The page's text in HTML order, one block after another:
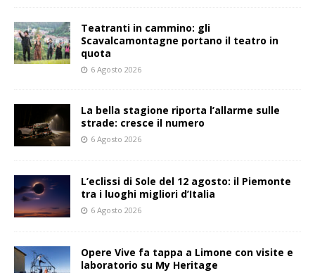
Teatranti in cammino: gli
Scavalcamontagne portano il teatro in
quota
6 Agosto 2026
La bella stagione riporta l’allarme sulle
strade: cresce il numero
6 Agosto 2026
L’eclissi di Sole del 12 agosto: il Piemonte
tra i luoghi migliori d’Italia
6 Agosto 2026
Opere Vive fa tappa a Limone con visite e
laboratorio su My Heritage